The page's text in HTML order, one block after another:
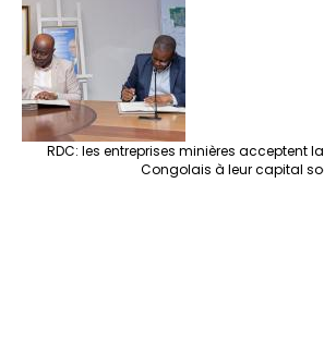
RDC: les entreprises minières acceptent
Congolais à leur capital